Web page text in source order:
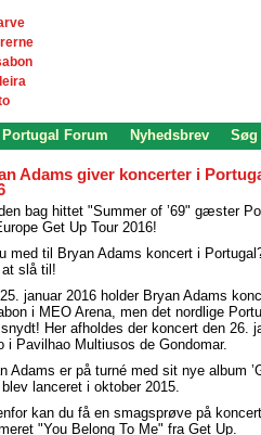
Portugal Forum Nyhedsbrev Søg
Adams giver koncerter i
bag hittet "Summer of ’69" gæster
Get Up Tour 2016!
med til Bryan Adams koncert i
slå til!
januar 2016 holder Bryan Adams
i MEO Arena, men det nordlige
Her afholdes der koncert den 26.
i Pavilhao Multiusos de Gondomar.
Adams er på turné med sit nye album
lanceret i oktober 2015.
kan du få en smagsprøve på
"You Belong To Me" fra Get Up.